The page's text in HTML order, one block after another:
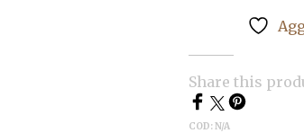
Share this
COD:N/A